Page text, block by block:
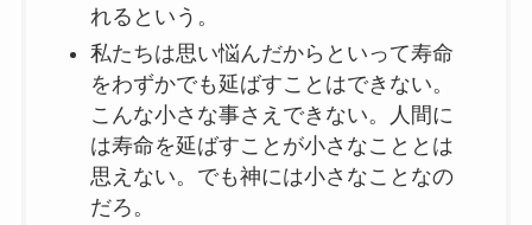
れるという。
私たちは思い悩んだからといって寿命
をわずかでも延ばすことはできない。
こんな小さな事さえできない。人間に
は寿命を延ばすことが小さなこととは
思えない。でも神には小さなことなの
だろ。